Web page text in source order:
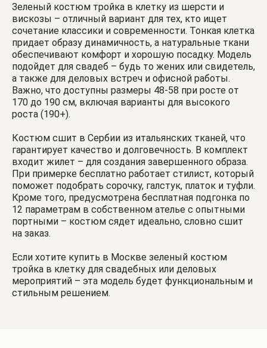
Зеленый костюм тройка в клетку из шерсти и
вискозы – отличный вариант для тех, кто ищет
сочетание классики и современности. Тонкая клетка
придает образу динамичность, а натуральные ткани
обеспечивают комфорт и хорошую посадку. Модель
подойдет для свадеб – будь то жених или свидетель,
а также для деловых встреч и офисной работы.
Важно, что доступны размеры 48-58 при росте от
170 до 190 см, включая варианты для высокого
роста (190+).
Костюм сшит в Сербии из итальянских тканей, что
гарантирует качество и долговечность. В комплект
входит жилет – для создания завершенного образа.
При примерке бесплатно работает стилист, который
поможет подобрать сорочку, галстук, платок и туфли.
Кроме того, предусмотрена бесплатная подгонка по
12 параметрам в собственном ателье с опытными
портными – костюм сядет идеально, словно сшит
на заказ.
Если хотите купить в Москве зеленый костюм
тройка в клетку для свадебных или деловых
мероприятий – эта модель будет функциональным и
стильным решением.